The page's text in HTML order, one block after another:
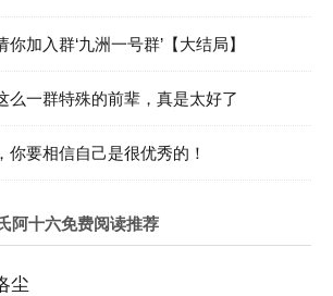
加入群‘九洲一号群’【大结局】
么一群特殊的前辈，真是太好了
你要相信自己是很优秀的！
阿十六免费阅读推荐
尘